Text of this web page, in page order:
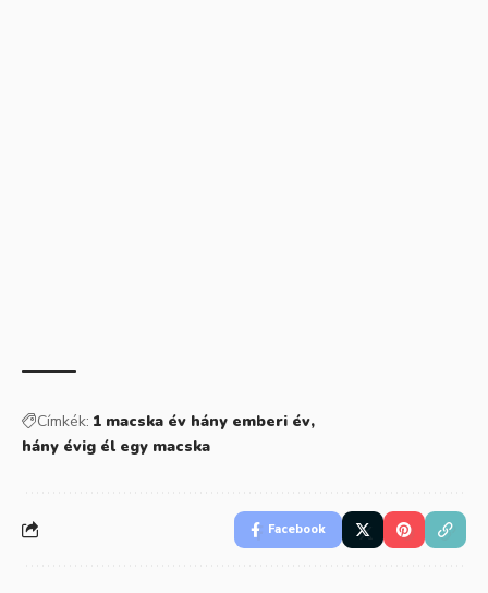
Címkék: 1 macska év hány emberi év
hány évig él egy macska
Facebook